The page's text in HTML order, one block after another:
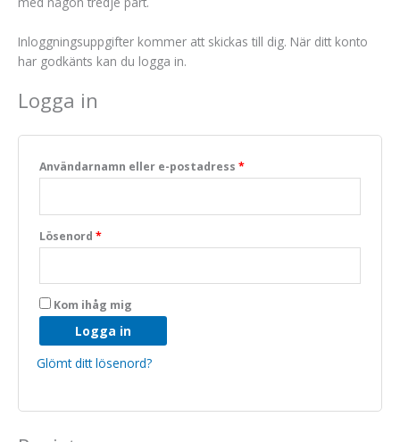
Inloggningsuppgifter kommer att skickas till dig. När ditt konto
har godkänts kan du logga in.
Logga in
Användarnamn eller e-postadress *
Lösenord *
Kom ihåg mig
Logga in
Glömt ditt lösenord?
Nödvändiga
Dessa kakor
att hemsidan
över huvud
taget ska
fungera.
Statistik